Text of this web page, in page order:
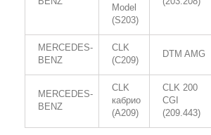
Model
(S203)
MERCEDES-
BENZ
CLK
(C209)
DTM AMG
MERCEDES-
BENZ
CLK
кабрио
(A209)
CLK 200
CGI
(209.443)